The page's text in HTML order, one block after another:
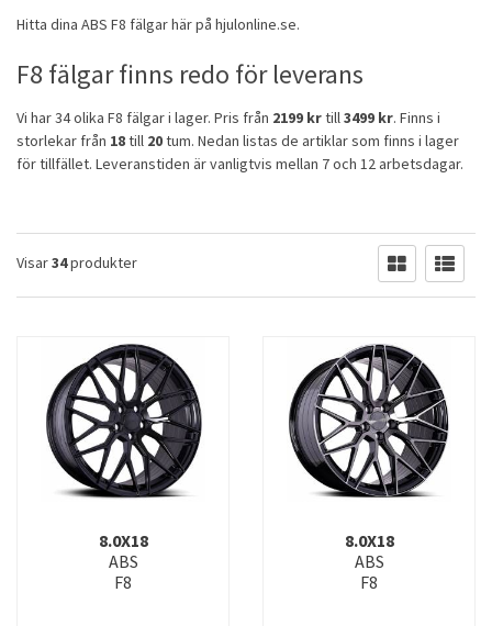
Hitta dina ABS F8 fälgarhär på hjulonline.se.
F8 fälgar finns redo för leverans
Vi har 34 olika F8 fälgar i lager. Pris från 2199 krtill3499 kr. Finns i
storlekar från 18till 20tum. Nedan listas de artiklar som finns i lager
för tillfället. Leveranstiden är vanligtvis mellan 7 och 12 arbetsdagar.
Visar34produkter
8.0X18
ABS
F8
8.0X18
ABS
F8